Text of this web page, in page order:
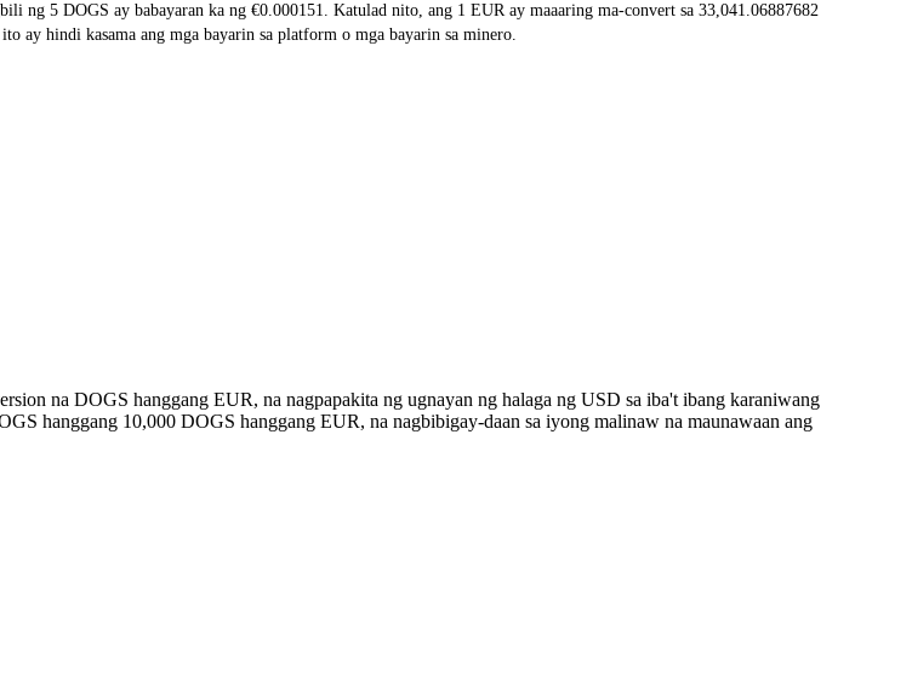
ng 5 DOGS ay babayaran ka ng €0.000151. Katulad nito, ang 1 EUR ay maaaring ma-convert sa 33,041.06887682
ay hindi kasama ang mga bayarin sa platform o mga bayarin sa minero.
na DOGS hanggang EUR, na nagpapakita ng ugnayan ng halaga ng USD sa iba't ibang karaniwang
hanggang 10,000 DOGS hanggang EUR, na nagbibigay-daan sa iyong malinaw na maunawaan ang